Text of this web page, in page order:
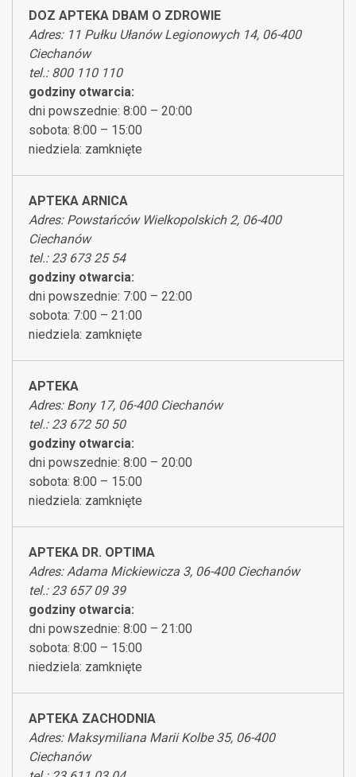
DOZ APTEKA DBAM O ZDROWIE
Adres: 11 Pułku Ułanów Legionowych 14, 06-400
Ciechanów
tel.: 800 110 110
godziny otwarcia:
dni powszednie: 8:00 – 20:00
sobota: 8:00 – 15:00
niedziela: zamknięte
APTEKA ARNICA
Adres: Powstańców Wielkopolskich 2, 06-400
Ciechanów
tel.: 23 673 25 54
godziny otwarcia:
dni powszednie: 7:00 – 22:00
sobota: 7:00 – 21:00
niedziela: zamknięte
APTEKA
Adres: Bony 17, 06-400 Ciechanów
tel.: 23 672 50 50
godziny otwarcia:
dni powszednie: 8:00 – 20:00
sobota: 8:00 – 15:00
niedziela: zamknięte
APTEKA DR. OPTIMA
Adres: Adama Mickiewicza 3, 06-400 Ciechanów
tel.: 23 657 09 39
godziny otwarcia:
dni powszednie: 8:00 – 21:00
sobota: 8:00 – 15:00
niedziela: zamknięte
APTEKA ZACHODNIA
Adres: Maksymiliana Marii Kolbe 35, 06-400
Ciechanów